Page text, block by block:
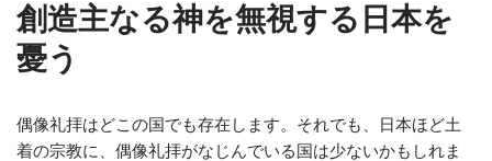
創造主なる神を無視する日本を
憂う
偶像礼拝はどこの国でも存在します。それでも、日本ほど土
着の宗教に、偶像礼拝がなじんでいる国は少ないかもしれま